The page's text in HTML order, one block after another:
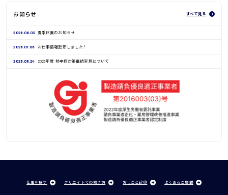
お知らせ すべて見る
2026.08.03 夏季休業のお知らせ
2026.07.06 お仕事情報更新しました！
2026.06.24 2026年度 熱中症対策継続実施について
仕事を探す クリエイトでの働き方 おしごと辞典 よくあるご質問